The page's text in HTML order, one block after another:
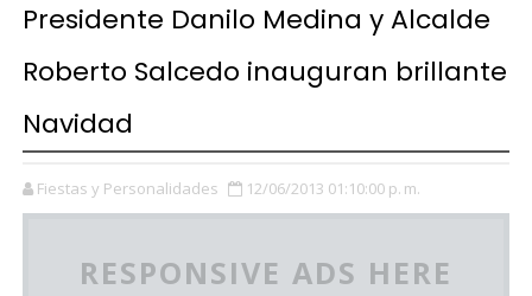
Presidente Danilo Medina y Alcalde
Roberto Salcedo inauguran brillante
Navidad
Fiestas y Personalidades 12/06/2013 01:10:00 p. m.
RESPONSIVE ADS HERE